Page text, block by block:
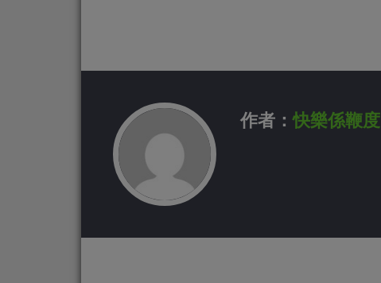
作者：快樂係鞭度